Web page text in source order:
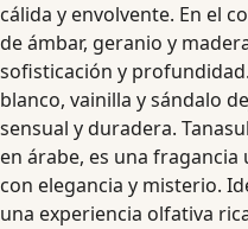
cálida y envolvente. En el
de ámbar, geranio y
sofisticación y
blanco, vainilla y sándalo
sensual y duradera.
en árabe, es una fragancia
con elegancia y misterio.
una experiencia olfativa